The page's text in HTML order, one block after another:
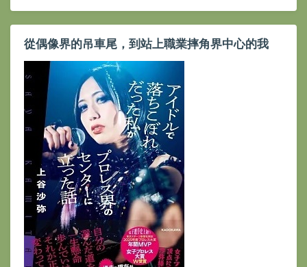
從偶像界的吊車尾，到站上職業摔角界中心的我